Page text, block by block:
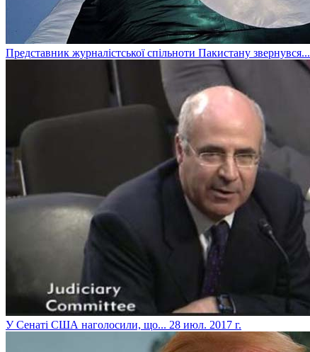
Представник журналістської спільноти Пакистану звернувся...
​У Сенаті США наголосили, що... 28 июл. 2017 г.